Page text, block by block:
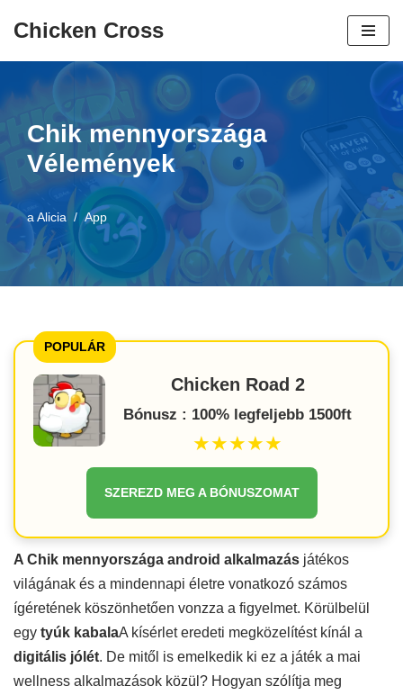
tartalomra
Chicken Cross
Chik mennyországa
Vélemények
a Alicia App
POPULÁR
Chicken Road 2
Bónusz : 100% legfeljebb 1500ft
★★★★★
SZEREZD MEG A BÓNUSZOMAT
A Chik mennyországa android alkalmazás játékos
világának és a mindennapi életre vonatkozó számos
ígéretének köszönhetően vonzza a figyelmet. Körülbelül
egy tyúk kabalaA kísérlet eredeti megközelítést kínál a
digitális jólét. De mitől is emelkedik ki ez a játék a mai
wellness alkalmazások közül? Hogyan szólítja meg